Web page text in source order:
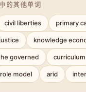
的其他单词
civil liberties primary
knowledge
governed curriculum
role model arid